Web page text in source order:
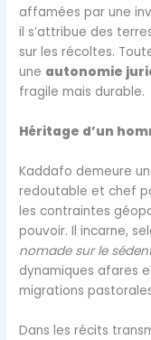
affamées par une
il s’attribue des
sur les récoltes.
une autonomie
fragile mais durable.
Héritage d’un
Kaddafo demeure
redoutable et chef
les contraintes
pouvoir. Il incarne,
nomade sur le
dynamiques afares
migrations
Dans les récits